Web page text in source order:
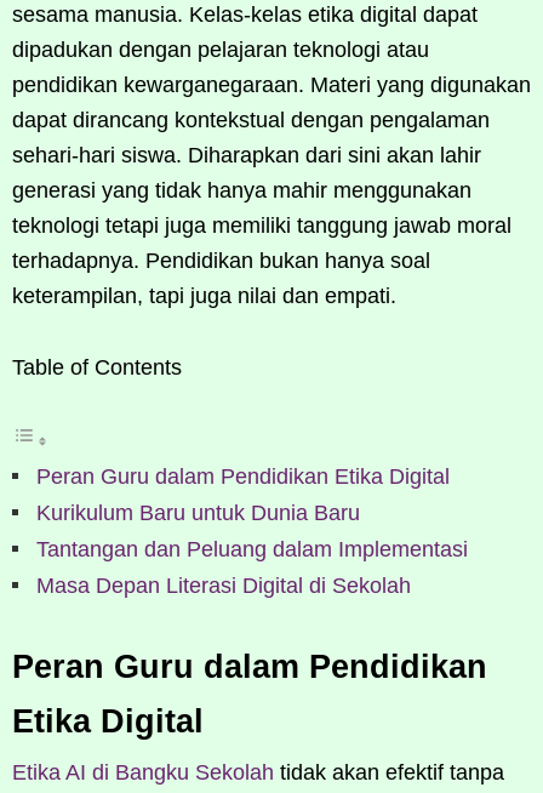
sesama manusia. Kelas-kelas etika digital dapat
dipadukan dengan pelajaran teknologi atau
pendidikan kewarganegaraan. Materi yang digunakan
dapat dirancang kontekstual dengan pengalaman
sehari-hari siswa. Diharapkan dari sini akan lahir
generasi yang tidak hanya mahir menggunakan
teknologi tetapi juga memiliki tanggung jawab moral
terhadapnya. Pendidikan bukan hanya soal
keterampilan, tapi juga nilai dan empati.
Table of Contents
Peran Guru dalam Pendidikan Etika Digital
Kurikulum Baru untuk Dunia Baru
Tantangan dan Peluang dalam Implementasi
Masa Depan Literasi Digital di Sekolah
Peran Guru dalam Pendidikan
Etika Digital
Etika AI di Bangku Sekolah tidak akan efektif tanpa